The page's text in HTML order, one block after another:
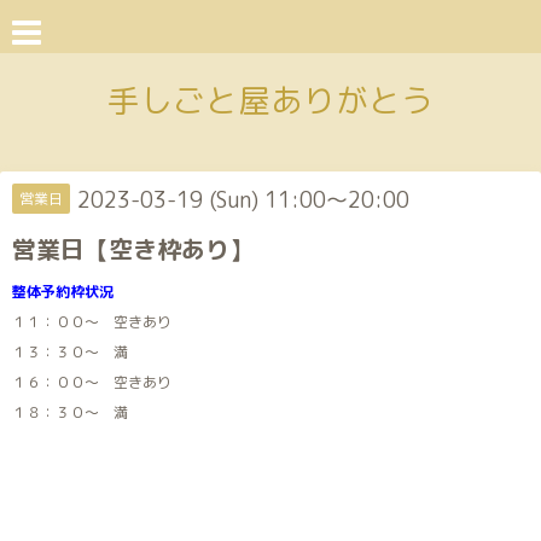
手しごと屋ありがとう
営業日 2023-03-19 (Sun) 11:00～20:00
営業日【空き枠あり】
整体予約枠状況
１１：００～ 空きあり
１３：３０～ 満
１６：００～ 空きあり
１８：３０～ 満